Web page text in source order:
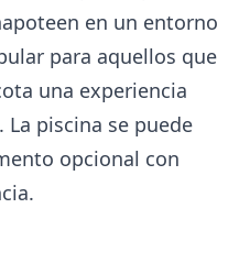
en un entorno
para aquellos que
una experiencia
piscina se puede
opcional con